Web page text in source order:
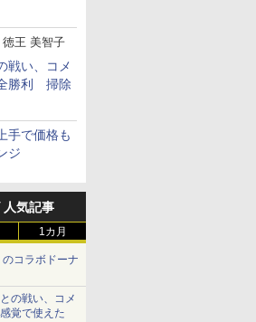
徳王 美智子
戦い、コメ
勝利 掃除
手で価格も
ジ
気記事
1カ月
コラボドーナ
の戦い、コメ
覚で使えた